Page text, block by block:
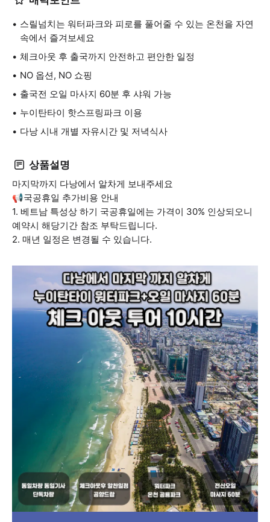
스릴넘치는 워터파크와 피로를 풀어줄 수 있는 온천을 자연
속에서 즐겨보세요
체크아웃 후 출국까지 안전하고 편안한 일정
NO 옵션, NO 쇼핑
출국전 오일 마사지 60분 후 샤워 가능
누이탄타이 핫스프링파크 이용
다낭 시내 개별 자유시간 및 저녁식사
상품설명
마지막까지 다낭에서 알차게 보내주세요
📢국공휴일 추가비용 안내
1. 베트남 특성상 하기 국공휴일에는 가격이 30% 인상되오니
예약시 해당기간 참조 부탁드립니다.
2. 매년 일정은 변경될 수 있습니다.